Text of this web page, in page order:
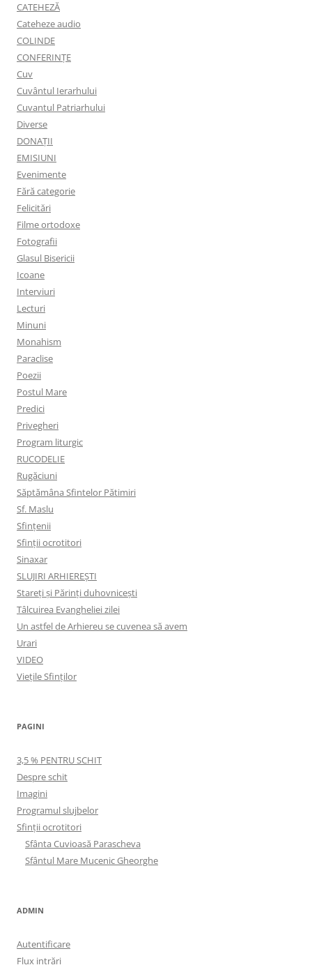
CATEHEZĂ
Cateheze audio
COLINDE
CONFERINȚE
Cuv
Cuvântul Ierarhului
Cuvantul Patriarhului
Diverse
DONAȚII
EMISIUNI
Evenimente
Fără categorie
Felicitări
Filme ortodoxe
Fotografii
Glasul Bisericii
Icoane
Interviuri
Lecturi
Minuni
Monahism
Paraclise
Poezii
Postul Mare
Predici
Privegheri
Program liturgic
RUCODELIE
Rugăciuni
Săptămâna Sfintelor Pătimiri
Sf. Maslu
Sfințenii
Sfinții ocrotitori
Sinaxar
SLUJIRI ARHIEREȘTI
Stareți și Părinți duhovnicești
Tâlcuirea Evangheliei zilei
Un astfel de Arhiereu se cuvenea să avem
Urari
VIDEO
Viețile Sfinților
PAGINI
3,5 % PENTRU SCHIT
Despre schit
Imagini
Programul slujbelor
Sfinţii ocrotitori
Sfânta Cuvioasă Parascheva
Sfântul Mare Mucenic Gheorghe
ADMIN
Autentificare
Flux intrări